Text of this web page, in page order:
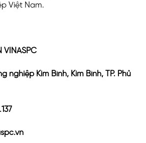
Việt Nam.
VINASPC
nghiệp Kim Bình, Kim Bình, TP. Phủ